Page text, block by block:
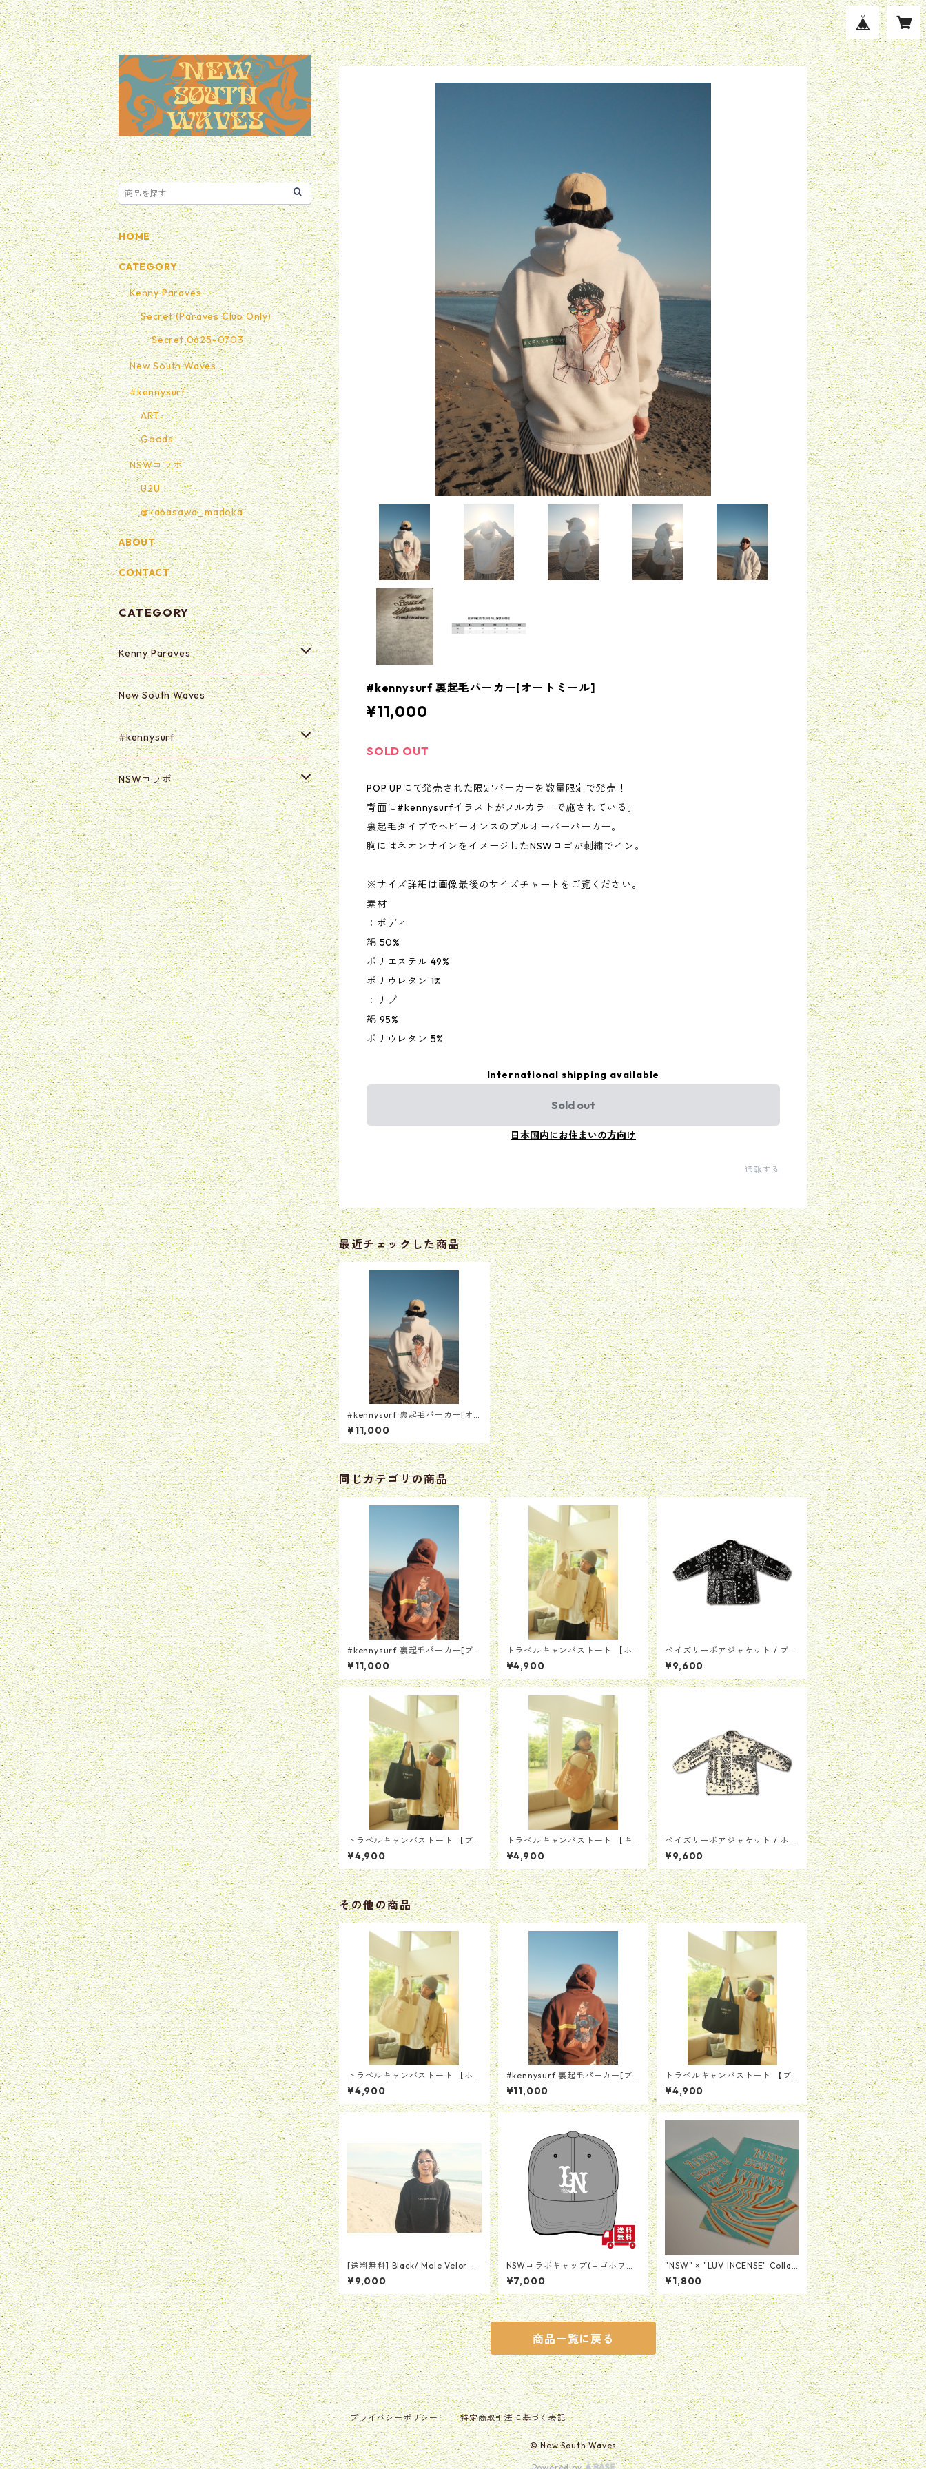
#kennysurf 裏起毛パーカー[オートミール]
¥11,000
SOLD OUT
POP UPにて発売された限定パーカーを数量限定で発売！
背面に#kennysurfイラストがフルカラーで施されている。
裏起毛タイプでヘビーオンスのプルオーバーパーカー。
胸にはネオンサインをイメージしたNSWロゴが刺繍でイン。
※サイズ詳細は画像最後のサイズチャートをご覧ください。
素材
：ボディ
綿 50%
ポリエステル 49%
ポリウレタン 1%
：リブ
綿 95%
ポリウレタン 5%
International shipping available
Sold out
日本国内にお住まいの方向け
通報する
最近チェックした商品
#kennysurf 裏起毛パーカー[オ
ートミール]
¥11,000
同じカテゴリの商品
#kennysurf 裏起毛パーカー[ブ
ラウン]
¥11,000
トラベルキャンバストート 【ホ
ワイト】
¥4,900
ペイズリーボアジャケット / ブラ
ック
¥9,600
トラベルキャンバストート 【ブ
ラック】
¥4,900
トラベルキャンバストート 【キ
ャメル】
¥4,900
ペイズリーボアジャケット / ホワ
イト
¥9,600
その他の商品
トラベルキャンバストート 【ホ
ワイト】
¥4,900
#kennysurf 裏起毛パーカー[ブ
ラウン]
¥11,000
トラベルキャンバストート 【ブ
ラック】
¥4,900
[送料無料] Black/ Mole Velor Cr
ew Neck (モールベロアクルーネ
ック)
¥9,000
NSWコラボキャップ(ロゴホワイ
ト)
¥7,000
"NSW" × "LUV INCENSE" Collab
oration Incense
¥1,800
商品一覧に戻る
HOME
CATEGORY
Kenny Paraves
Secret (Paraves Club Only)
Secret 0625-0703
New South Waves
#kennysurf
ART
Goods
NSWコラボ
U2U
@kabasawa_madoka
ABOUT
CONTACT
CATEGORY
Kenny Paraves
Secret (Paraves Club Only)
Secret 0625-0703
New South Waves
#kennysurf
ART
Goods
NSWコラボ
U2U
@kabasawa_madoka
プライバシーポリシー 特定商取引法に基づく表記
© New South Waves